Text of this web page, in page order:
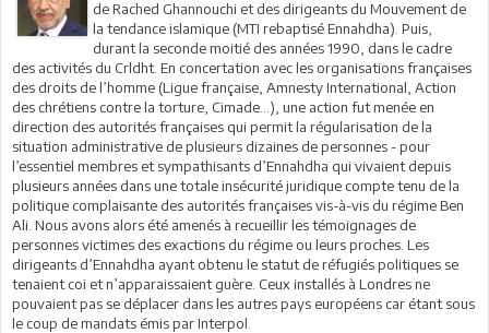
de Rached Ghannouchi et des dirigeants du Mouvement de
la tendance islamique (MTI rebaptisé Ennahdha). Puis,
durant la seconde moitié des années 1990, dans le cadre
des activités du Crldht. En concertation avec les organisations françaises
des droits de l’homme (Ligue française, Amnesty International, Action
des chrétiens contre la torture, Cimade…), une action fut menée en
direction des autorités françaises qui permit la régularisation de la
situation administrative de plusieurs dizaines de personnes - pour
l’essentiel membres et sympathisants d’Ennahdha qui vivaient depuis
plusieurs années dans une totale insécurité juridique compte tenu de la
politique complaisante des autorités françaises vis-à-vis du régime Ben
Ali. Nous avons alors été amenés à recueillir les témoignages de
personnes victimes des exactions du régime ou leurs proches. Les
dirigeants d’Ennahdha ayant obtenu le statut de réfugiés politiques se
tenaient coi et n’apparaissaient guère. Ceux installés à Londres ne
pouvaient pas se déplacer dans les autres pays européens car étant sous
le coup de mandats émis par Interpol.